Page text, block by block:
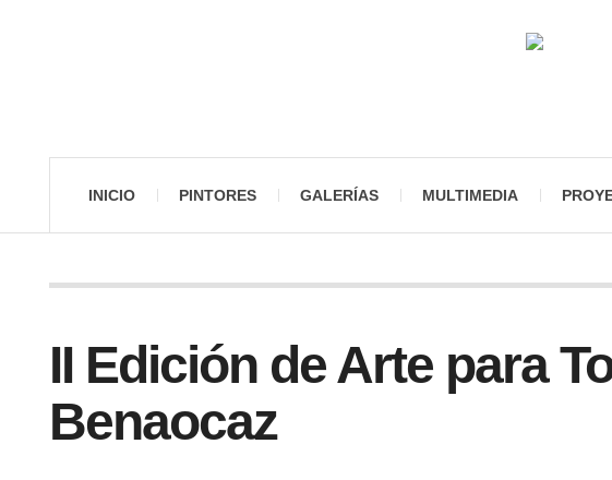
INICIO PINTORES GALERÍAS MULTIMEDIA
II Edición de Arte para
Benaocaz